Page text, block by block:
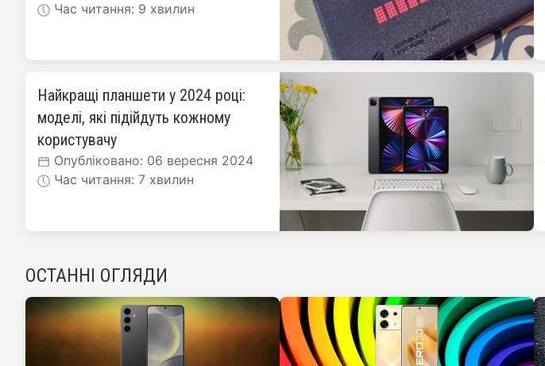
Час читання: 9 хвилин
Найкращі планшети у 2024 році:
моделі, які підійдуть кожному
користувачу
Опубліковано: 06 вересня 2024
Час читання: 7 хвилин
ОСТАННІ ОГЛЯДИ